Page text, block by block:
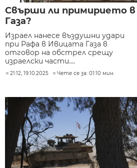
Свърши ли примирието в
Газа?
Израел нанесе въздушни удари
при Рафа в Ивицата Газа в
отговор на обстрел срещу
израелски части....
21:12, 19.10.2025 Чете се за: 01:10 мин.